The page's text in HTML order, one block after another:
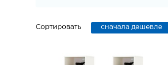
Сортировать сначала дешевле